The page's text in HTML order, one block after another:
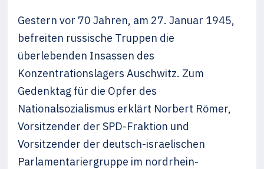
Gestern vor 70 Jahren, am 27. Januar 1945,
befreiten russische Truppen die
überlebenden Insassen des
Konzentrationslagers Auschwitz. Zum
Gedenktag für die Opfer des
Nationalsozialismus erklärt Norbert Römer,
Vorsitzender der SPD-Fraktion und
Vorsitzender der deutsch-israelischen
Parlamentariergruppe im nordrhein-